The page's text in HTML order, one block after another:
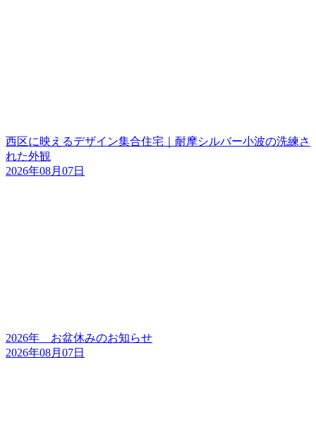
西区に映えるデザイン集合住宅｜耐摩シルバー小波の洗練さ
れた外観
2026年08月07日
2026年 お盆休みのお知らせ
2026年08月07日